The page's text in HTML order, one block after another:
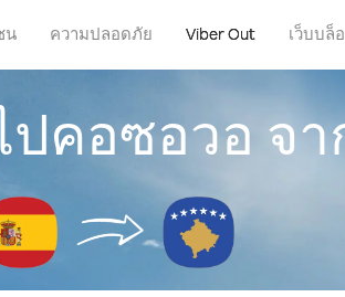
น ความปลอดภัย Viber Out เว็บบล็
ปคอซอวอ จา